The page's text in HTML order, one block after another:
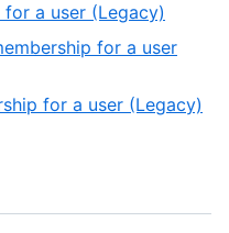
a user (Legacy)
for a user
for a user (Legacy)